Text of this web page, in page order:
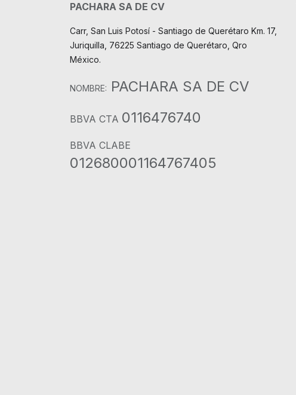
PACHARA SA DE CV
Carr, San Luis Potosí - Santiago de Querétaro Km. 17,
Juriquilla, 76225 Santiago de Querétaro, Qro
México.
NOMBRE: PACHARA SA DE CV
BBVA CTA 0116476740
BBVA CLABE
012680001164767405